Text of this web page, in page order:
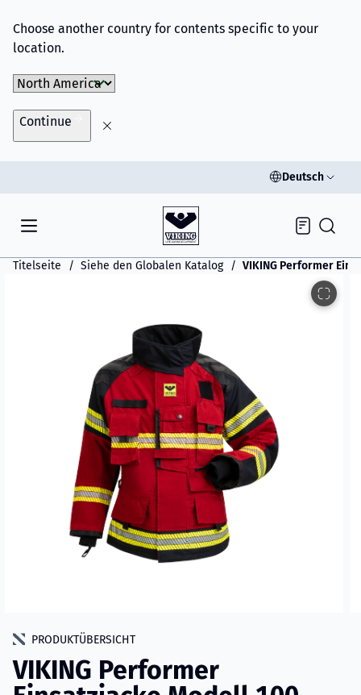
Choose another country for contents specific to your
location.
Choose Market
Continue
Deutsch
Inquiry
Titelseite Siehe den Globalen Katalog VIKING Performer
PRODUKTÜBERSICHT
VIKING Performer